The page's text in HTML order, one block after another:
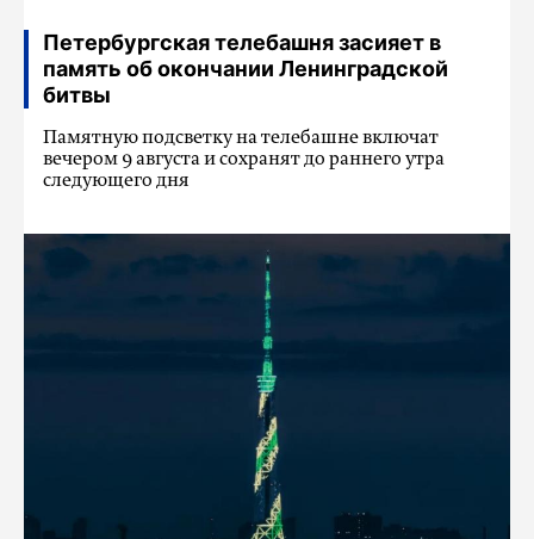
Петербургская телебашня засияет в
память об окончании Ленинградской
битвы
Памятную подсветку на телебашне включат
вечером 9 августа и сохранят до раннего утра
следующего дня